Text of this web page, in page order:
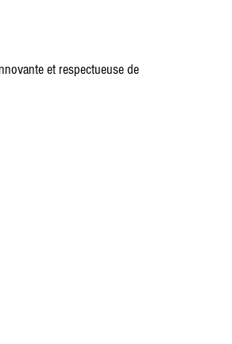
et respectueuse de